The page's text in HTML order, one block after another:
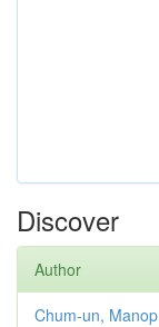
Discover
Author
Chum-un, Manop